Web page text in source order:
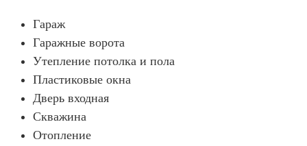
Гараж
Гаражные ворота
Утепление потолка и пола
Пластиковые окна
Дверь входная
Скважина
Отопление